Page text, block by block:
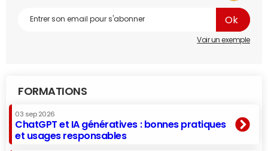
Voir un exemple
FORMATIONS
03 sep 2026
ChatGPT et IA génératives : bonnes pratiques
et usages responsables